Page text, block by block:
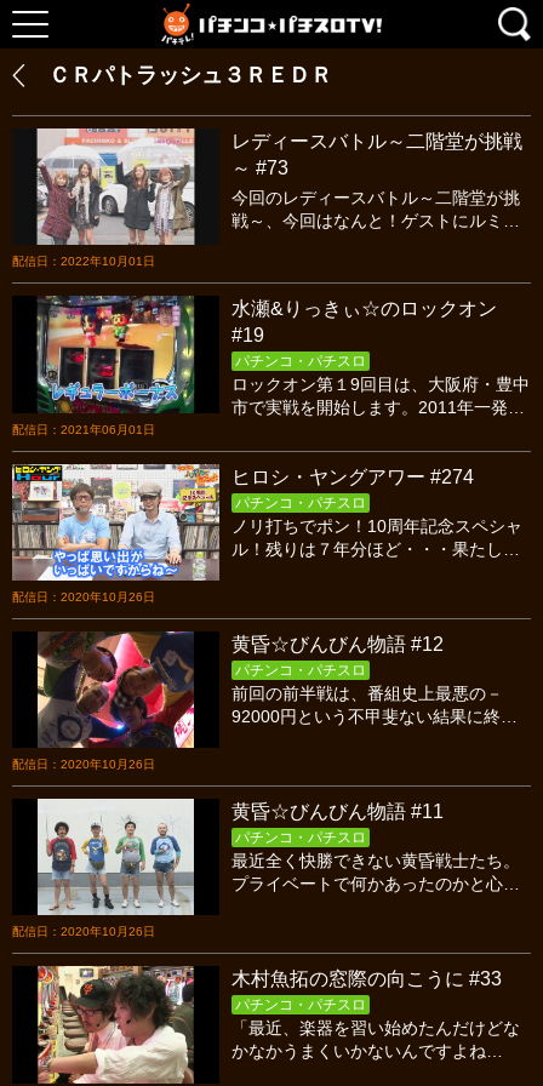
ＣＲパトラッシュ３ＲＥＤＲ
配信日：2022年10月01日
レディースバトル～二階堂が挑戦
～ #73
今回のレディースバトル～二階堂が挑
戦～、今回はなんと！ゲストにルミア
美人女流プロ雀士をお出迎えしての実
戦です♪普段、卓上で熾烈な戦いを繰り
広げている4名が、舞台をホールに移し
てガチンコバトル！果たして和泉さん
宮内さんの実力の程はいかに？今回も
乞う御期待です♪
配信日：2021年06月01日
水瀬&りっきぃ☆のロックオン
#19
パチンコ・パチスロ
ロックオン第１9回目は、大阪府・豊中
市で実戦を開始します。2011年一発目
けてみれば２連敗・・・。「今回こそ
は、ご褒美を頂きたい！」と意気込む
二人が座ったのは、状態が良さそうな
「パトラッシュ３RED」と、お馴染み
の「緑ドン」はたして、水瀬は後半に
配信日：2020年10月26日
ヒロシ・ヤングアワー #274
パチンコ・パチスロ
ノリ打ちでポン！10周年記念スペシャ
ル！残りは７年分ほど・・・果たし
んな台が目白押し！
配信日：2020年10月26日
黄昏☆びんびん物語 #12
パチンコ・パチスロ
前回の前半戦は、番組史上最悪の－
92000円という不甲斐ない結果に終わ
の天井狙いが成功するのかが勝利の
鍵！果たして黄昏戦士達の運命は！？
配信日：2020年10月26日
黄昏☆びんびん物語 #11
パチンコ・パチスロ
最近全く快勝できない黄昏戦士たち。
プライベートで何かあったのかと心配
が…。それは個人実戦では勝ってる
事！「番組ナメてんのか！」とスタッ
フに喝を入れられた４人。果たして勝
つ事ができるのだろうか…。
木村魚拓の窓際の向こうに #33
パチンコ・パチスロ
「最近、楽器を習い始めたんだけどな
かなかうまくいかないんですよね